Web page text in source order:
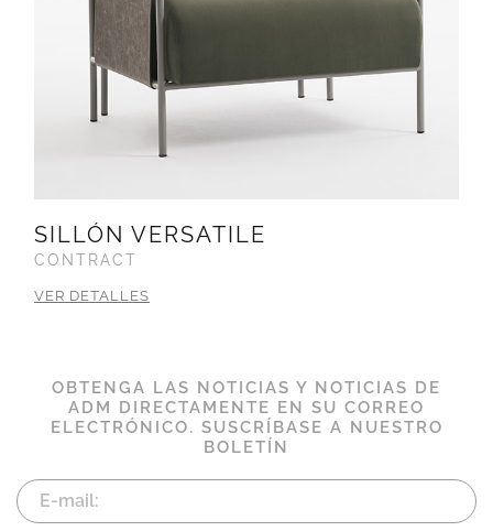
SILLÓN VERSATILE
CONTRACT
VER DETALLES
OBTENGA LAS NOTICIAS Y NOTICIAS DE
ADM DIRECTAMENTE EN SU CORREO
ELECTRÓNICO. SUSCRÍBASE A NUESTRO
BOLETÍN